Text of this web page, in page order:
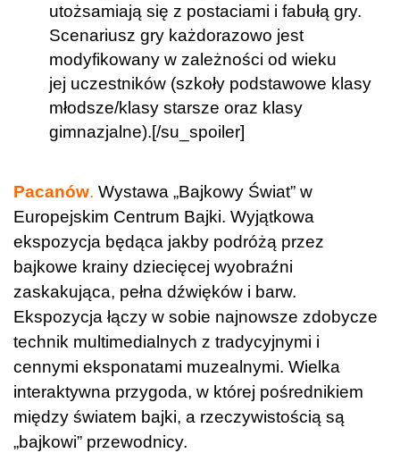
utożsamiają się z postaciami i fabułą gry.
Scenariusz gry każdorazowo jest
modyfikowany w zależności od wieku
jej uczestników (szkoły podstawowe klasy
młodsze/klasy starsze oraz klasy
gimnazjalne).[/su_spoiler]
Pacanów. Wystawa „Bajkowy Świat” w
Europejskim Centrum Bajki. Wyjątkowa
ekspozycja będąca jakby podróżą przez
bajkowe krainy dziecięcej wyobraźni
zaskakująca, pełna dźwięków i barw.
Ekspozycja łączy w sobie najnowsze zdobycze
technik multimedialnych z tradycyjnymi i
cennymi eksponatami muzealnymi. Wielka
interaktywna przygoda, w której pośrednikiem
między światem bajki, a rzeczywistością są
„bajkowi” przewodnicy.